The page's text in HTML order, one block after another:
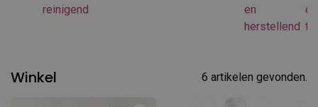
reinigend
en
herstellend
en
Winkel 6 artikelen gevonden.